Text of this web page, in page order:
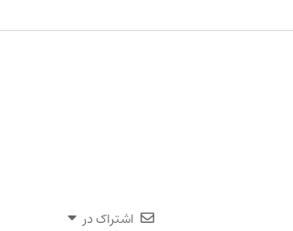
اشتراک در